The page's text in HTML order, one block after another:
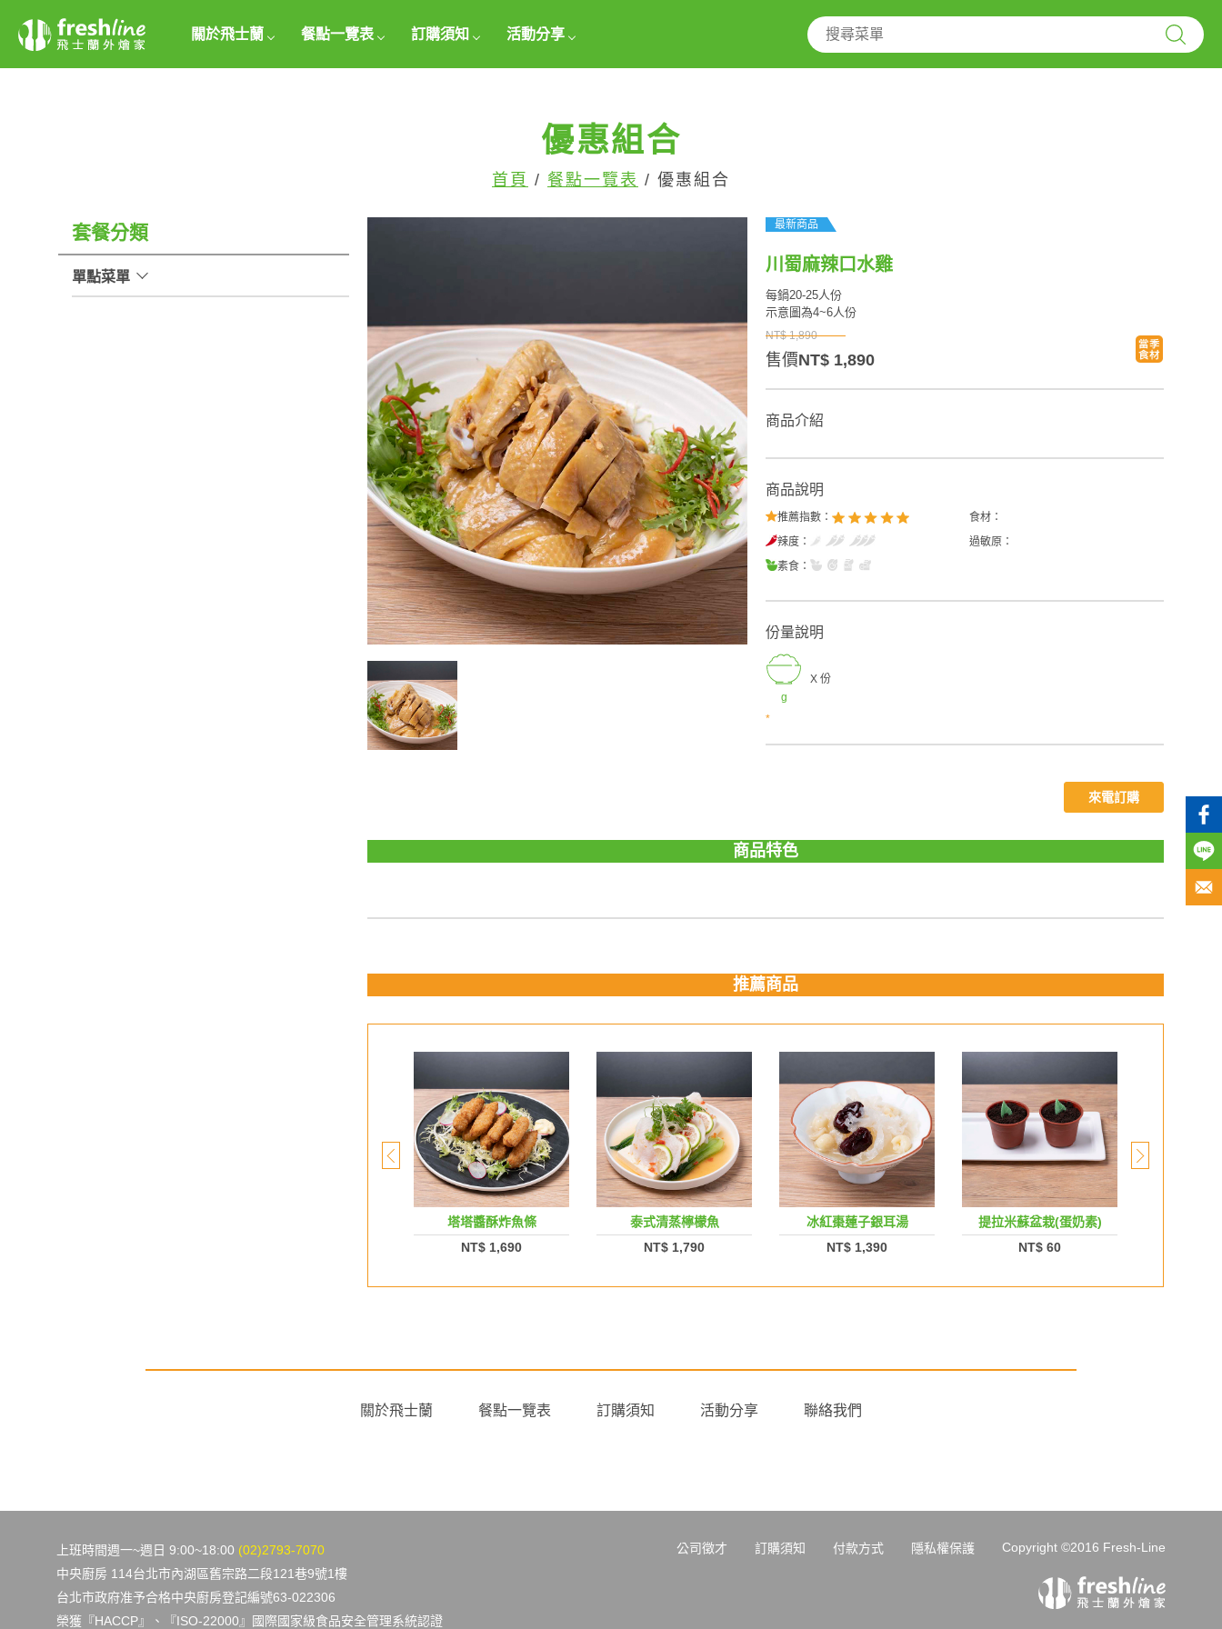
關於飛士蘭 餐點一覽表 訂購須知 活動分享
優惠組合
首頁 / 餐點一覽表 / 優惠組合
套餐分類
單點菜單
最新商品
川蜀麻辣口水雞
每鍋20-25人份
示意圖為4~6人份
NT$ 1,890
售價NT$ 1,890
商品介紹
商品說明
推薦指數：
辣度：
素食：
食材：
過敏原：
份量說明
g
X 份
*
來電訂購
商品特色
推薦商品
塔塔醬酥炸魚條
NT$ 1,690
泰式清蒸檸檬魚
NT$ 1,790
冰紅棗蓮子銀耳湯
NT$ 1,390
提拉米蘇盆栽(蛋奶素)
NT$ 60
關於飛士蘭 餐點一覽表 訂購須知 活動分享 聯絡我們
公司徵才 訂購須知 付款方式 隱私權保護 Copyright ©2016 Fresh-Line
上班時間週一~週日 9:00~18:00 (02)2793-7070
中央廚房 114台北市內湖區舊宗路二段121巷9號1樓
台北市政府准予合格中央廚房登記編號63-022306
榮獲『HACCP』、『ISO-22000』國際國家級食品安全管理系統認證